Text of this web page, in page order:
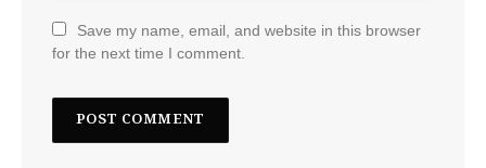
Save my name, email, and website in this browser
for the next time I comment.